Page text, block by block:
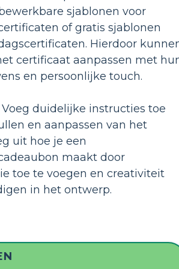
sjablonen voor
of gratis sjablonen
Hierdoor
certificaat aanpassen met
en persoonlijke touch.
Voeg duidelijke instructies toe
en aanpassen van het
uit hoe je een
maakt door
toe te voegen en creativiteit
in het ontwerp.